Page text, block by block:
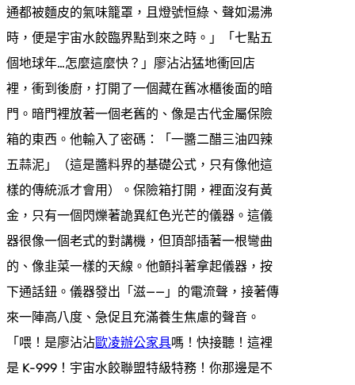
通都被麵皮的氣味籠罩，且燈號恒綠、聲如湯沸
時，便是宇宙水餃臨界點到來之時。」「七點五
個地球年…怎麼這麼快？」廖沾沾猛地衝回店
裡，衝到後廚，打開了一個藏在舊冰櫃後面的暗
門。暗門裡放著一個老舊的、像是古代金屬保險
箱的東西。他輸入了密碼：「一醬二醋三油四辣
五蒜泥」（這是醬料界的基礎公式，只有像他這
樣的傳統派才會用）。保險箱打開，裡面沒有黃
金，只有一個閃爍著詭異紅色光芒的儀器。這儀
器很像一個老式的對講機，但頂部插著一根彎曲
的、像韭菜一樣的天線。他顫抖著拿起儀器，按
下通話鈕。儀器發出「滋——」的電流聲，接著傳
來一陣高八度、急促且充滿養生焦慮的聲音。
「喂！是廖沾沾歐凌辦公家具嗎！快接聽！這裡
是 K-999！宇宙水餃聯盟特級特務！你那邊是不